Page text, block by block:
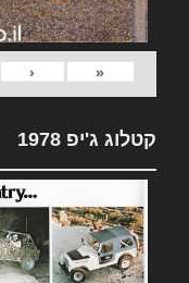
«
‹
קטלוג ג'יפ 1978